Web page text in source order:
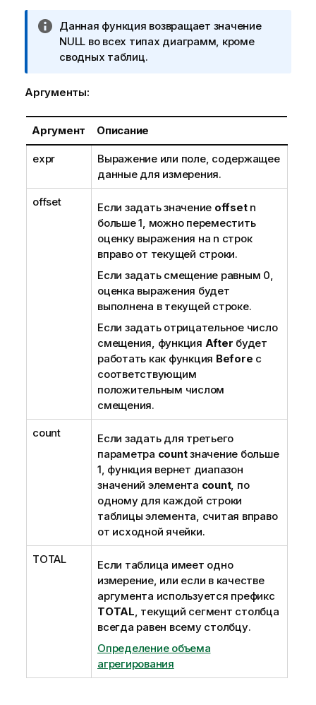
ф
о
р
а
и
и
П
р
и
е
а
н
и
и
Данная функция возвращает значение
NULL во всех типах диаграмм, кроме
сводных таблиц.
Аргументы:
Аргумент Описание
expr
Выражение или поле, содержащее
данные для измерения.
offset Если задать значение offset n
больше 1, можно переместить
оценку выражения на n строк
вправо от текущей строки.
Если задать смещение равным 0,
оценка выражения будет
выполнена в текущей строке.
Если задать отрицательное число
смещения, функция After будет
работать как функция Before с
соответствующим
положительным числом
смещения.
count
Если задать для третьего
параметра countзначение больше
1, функция вернет диапазон
значений элемента count, по
одному для каждой строки
таблицы элемента, считая вправо
от исходной ячейки.
TOTAL
Если таблица имеет одно
измерение, или если в качестве
аргумента используется префикс
TOTAL , текущий сегмент столбца
всегда равен всему столбцу.
Определение объема
агрегирования